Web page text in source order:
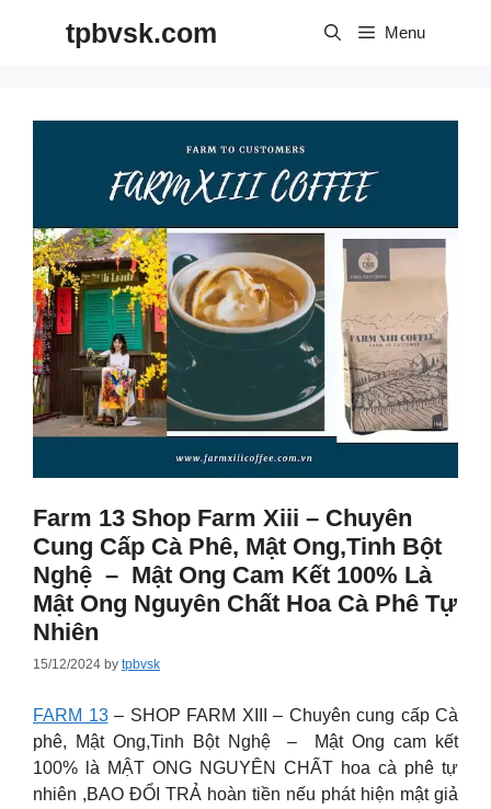
tpbvsk.com Menu
Farm 13 Shop Farm Xiii – Chuyên
Cung Cấp Cà Phê, Mật Ong,tinh Bột
Nghệ – Mật Ong Cam Kết 100% Là
Mật Ong Nguyên Chất Hoa Cà Phê Tự
Nhiên
15/12/2024 by tpbvsk
FARM 13– SHOP FARM XIII – Chuyên cung cấp Cà
phê, Mật Ong,Tinh Bột Nghệ – Mật Ong cam kết
100% là MẬT ONG NGUYÊN CHẤT hoa cà phê tự
nhiên ,BAO ĐỔI TRẢ hoàn tiền nếu phát hiện mật giả